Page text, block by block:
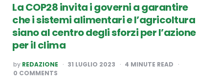
La COP28 invita i governi a garantire
che i sistemi alimentari e l’agricoltura
siano al centro degli sforzi per l’azione
per il clima
POSTED
BY
by REDAZIONE 31 LUGLIO 2023 4 MINUTE READ
0 COMMENTS